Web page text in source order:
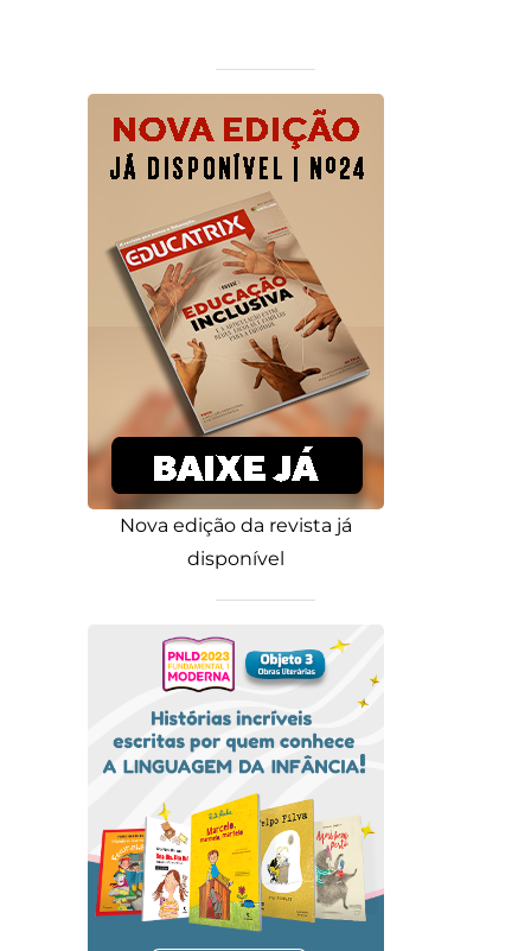
Nova edição da revista já
disponível